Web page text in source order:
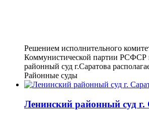
Решением исполнительного
Коммунистической партии РСФСР
районный суд г.Саратова
Районные суды
Ленинский районный суд г.